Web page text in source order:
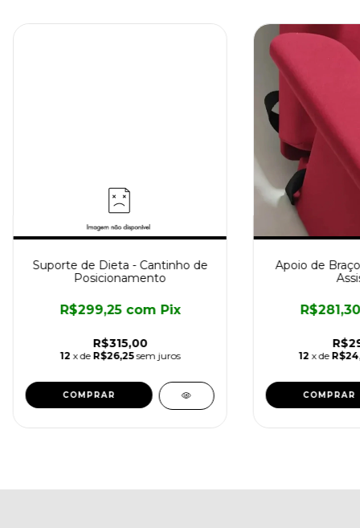
Suporte de Dieta - Cantinho de
Posicionamento
R$315,00
R$299,25 com Pix
12 x de R$26,25 sem juros
Apoio de
12 x de